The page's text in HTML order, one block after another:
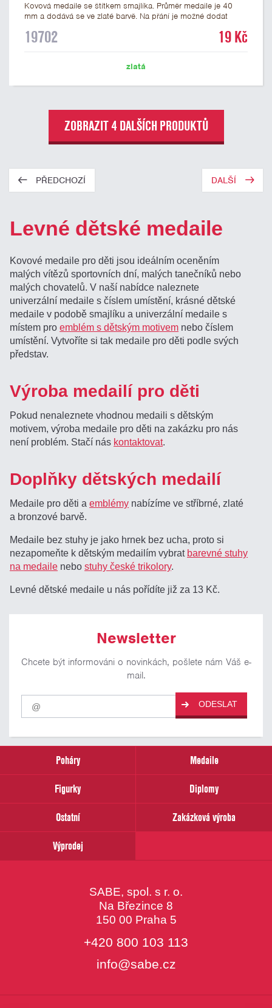
Kovová medaile se štítkem smajlíka. Průměr medaile je 40
mm a dodává se ve zlaté barvě. Na přání je možné dodat
nalepit štítek s potiskem nebo gravírováním vlastního textu
19702 19 Kč
zlatá
ZOBRAZIT 4 DALŠÍCH PRODUKTŮ
PŘEDCHOZÍ DALŠÍ
Levné dětské medaile
Kovové medaile pro děti jsou ideálním oceněním
malých vítězů sportovních dní, malých tanečníků nebo
malých chovatelů. V naší nabídce naleznete
univerzální medaile s číslem umístění, krásné dětské
medaile v podobě smajlíku a univerzální medaile s
místem proemblém s dětským motivem nebo číslem
umístění. Vytvoříte si tak medaile pro děti podle svých
představ.
Výroba medailí pro děti
Pokud nenaleznete vhodnou medaili s dětským
motivem, výroba medaile pro děti na zakázku pro nás
není problém. Stačí nás kontaktovat.
Doplňky dětských medailí
Medaile pro děti aemblémy nabízíme ve stříbrné, zlaté
a bronzové barvě.
Medaile bez stuhy je jako hrnek bez ucha, proto si
nezapomeňte k dětským medailím vybrat barevné stuhy
na medaile nebostuhy české trikolory.
Levné dětské medaile u nás pořídíte již za 13 Kč.
Newsletter
Chcete být informováni o novinkách, pošlete nám Váš e-
mail.
Pro
odběr
našich
email
ODESLAT
Poháry
Medaile
Figurky
Diplomy
Ostatní
Zakázková výroba
Výprodej
SABE, spol. s r. o.
Na Březince 8
150 00 Praha 5
+420 800 103 113
info@sabe.cz